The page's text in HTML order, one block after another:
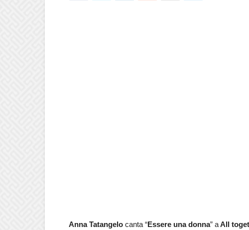
Anna Tatangelo canta “Essere una donna” aAll